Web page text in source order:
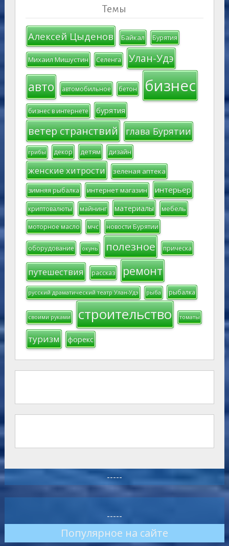
Темы
Алексей Цыденов Байкал Бурятия
Михаил Мишустин Селенга Улан-Удэ
авто автомобильное бетон бизнес
бизнес в интернете бурятия
ветер странствий глава Бурятии
грибы декор детям дизайн
женские хитрости зеленая аптека
зимняя рыбалка интернет магазин интерьер
криптовалюты майнинг материалы мебель
моторное масло мчс новости Бурятии
оборудование окунь полезное прическа
путешествия рассказ ремонт
русский драматический театр Улан-Удэ рыба рыбалка
своими руками строительство томаты
туризм форекс
-----
-----
Популярное на сайте